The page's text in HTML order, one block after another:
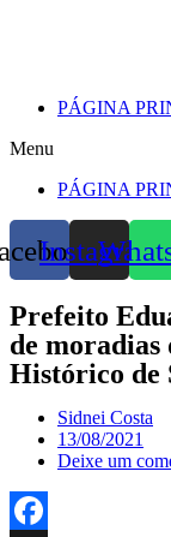
PÁGINA
Menu
PÁGINA
Instagram
Prefeito
de moradias
Histórico de
Sidnei Costa
13/08/2021
Deixe um